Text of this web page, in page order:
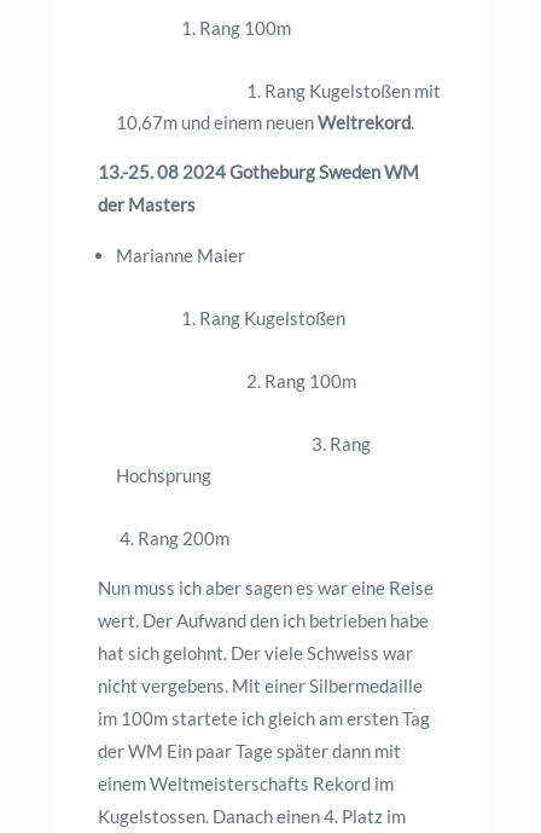
1. Rang 100m
1. Rang Kugelstoßen mit
10,67m und einem neuenWeltrekord.
13.-25. 08 2024 Gotheburg Sweden WM
der Masters
Marianne Maier
1. Rang Kugelstoßen
2. Rang 100m
3. Rang
Hochsprung
4. Rang 200m
Nun muss ich aber sagen es war eine Reise
wert. Der Aufwand den ich betrieben habe
hat sich gelohnt. Der viele Schweiss war
nicht vergebens. Mit einer Silbermedaille
im 100m startete ich gleich am ersten Tag
der WM Ein paar Tage später dann mit
einem Weltmeisterschafts Rekord im
Kugelstossen. Danach einen 4. Platz im